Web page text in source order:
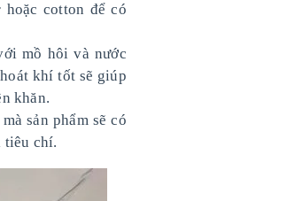
cotton để có
mồ hôi và nước
khí tốt sẽ giúp
khăn.
sản phẩm sẽ có
tiêu chí.